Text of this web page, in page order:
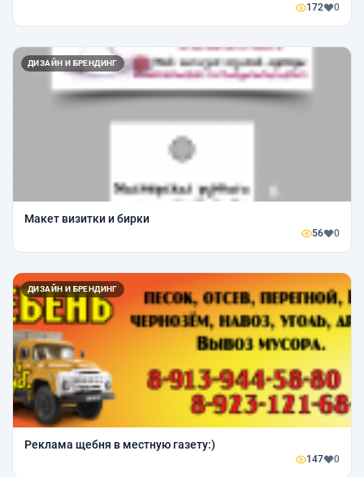
172 0
ДИЗАЙН И БРЕНДИНГ
Макет визитки и бирки
56 0
ДИЗАЙН И БРЕНДИНГ
Реклама щебня в местную газету:)
147 0